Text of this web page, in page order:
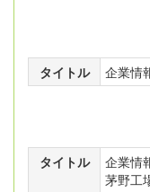
タイトル 企業情
タイトル
企業情
茅野工